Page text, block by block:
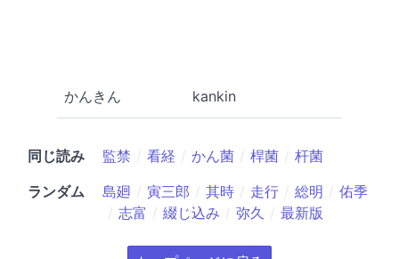
かんきん kankin
同じ読み 監禁 看経 かん菌 桿菌
杆菌
ランダム
島廻 寅三郎 其時 走行 総明
佑季
志富
綴じ込み 弥久 最新版